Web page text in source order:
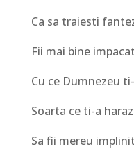
Ca sa traiesti
Fii mai bine impacat
Cu ce Dumnezeu
Soarta ce ti-a
Sa fii mereu implinit